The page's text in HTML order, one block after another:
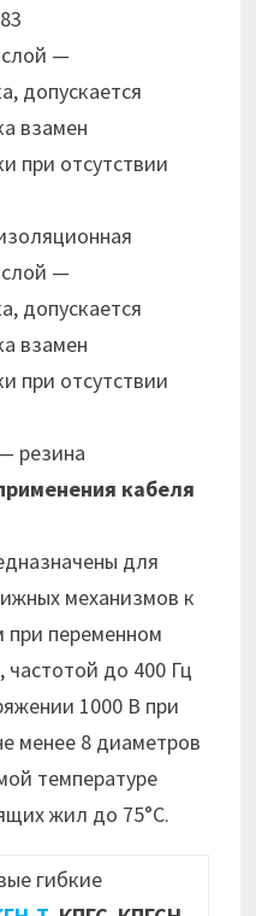
—
допускается
взамен
при отсутствии
—
допускается
взамен
при отсутствии
резина
кабеля
для
механизмов к
при переменном
до 400 Гц
1000 В при
менее 8 диаметров
температуре
жил до 75°С.
гибкие